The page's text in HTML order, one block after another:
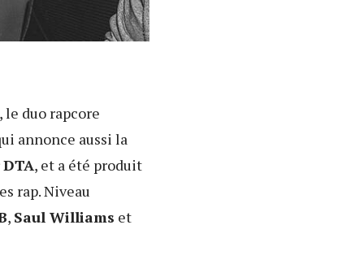
, le duo rapcore
annonce aussi la
DTA, et a été produit
rap. Niveau
, Saul Williams et